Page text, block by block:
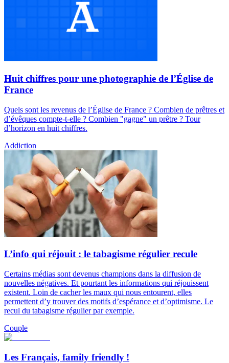
Huit chiffres pour une photographie de l’Église de
France
Quels sont les revenus de l’Église de France ? Combien de prêtres et
d’évêques compte-t-elle ? Combien "gagne" un prêtre ? Tour
d’horizon en huit chiffres.
Addiction
L’info qui réjouit : le tabagisme régulier recule
Certains médias sont devenus champions dans la diffusion de
nouvelles négatives. Et pourtant les informations qui réjouissent
existent. Loin de cacher les maux qui nous entourent, elles
permettent d’y trouver des motifs d’espérance et d’optimisme. Le
recul du tabagisme régulier par exemple.
Couple
Les Français, family friendly !